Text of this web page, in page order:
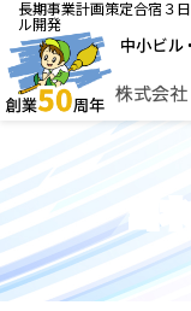
長期事業計画策定合宿３
ル開発
ヨ